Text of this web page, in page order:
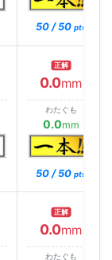
50 / 50 pts
正解
0.0mm
わたぐも
0.0mm
50 / 50 pts
正解
0.0mm
わたぐも